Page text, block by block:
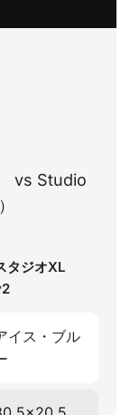
vs Studio
タジオXL
イス・ブル